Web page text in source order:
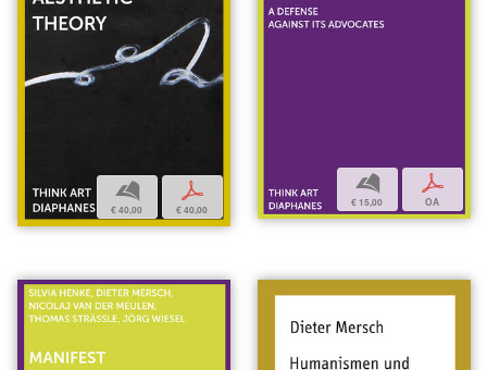
b
€ 40,00
p
€ 40,00
b
€ 15,00
p
OA